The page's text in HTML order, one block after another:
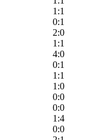
1:1
0:1
2:0
1:1
4:0
0:1
1:1
1:0
0:0
0:0
1:4
0:0